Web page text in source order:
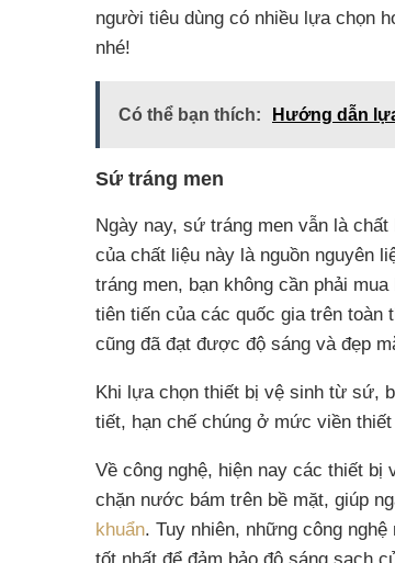
người tiêu dùng có nhiều lựa chọn
nhé!
Có thể bạn thích: Hướng dẫn
Sứ tráng men
Ngày nay, sứ tráng men vẫn là
của chất liệu này là nguồn nguyên
tráng men, bạn không cần phải
tiên tiến của các quốc gia trên
cũng đã đạt được độ sáng và đẹp
Khi lựa chọn thiết bị vệ sinh từ sứ,
tiết, hạn chế chúng ở mức viền
Về công nghệ, hiện nay các thiết bị
chặn nước bám trên bề mặt, giúp
khuẩn. Tuy nhiên, những công